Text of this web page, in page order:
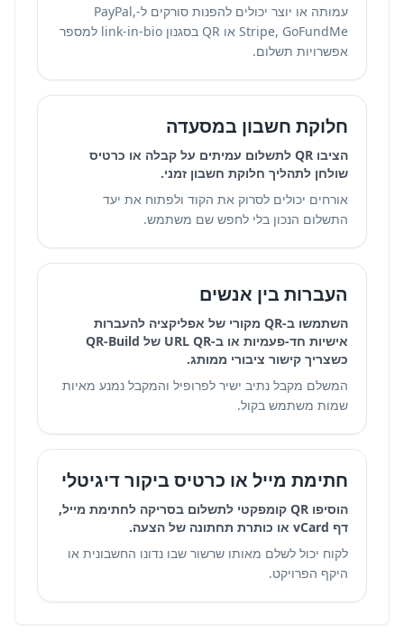
עמותה או יוצר יכולים להפנות סורקים ל-PayPal,
Stripe, GoFundMe או
QR בסגנון link-in-bio למספר
אפשרויות תשלום.
חלוקת חשבון במסעדה
הציבו QR לתשלום עמיתים על קבלה או כרטיס
שולחן לתהליך חלוקת חשבון זמני.
אורחים יכולים לסרוק את הקוד ולפתוח את יעד
התשלום הנכון בלי לחפש שם משתמש.
העברות בין אנשים
השתמשו ב-QR מקורי של אפליקציה להעברות
אישיות חד-פעמיות או ב-URL QR של QR-Build
כשצריך קישור ציבורי ממותג.
המשלם מקבל נתיב ישיר לפרופיל והמקבל נמנע מאיות
שמות משתמש בקול.
חתימת מייל או כרטיס ביקור דיגיטלי
הוסיפו QR קומפקטי לתשלום בסריקה לחתימת מייל,
דף vCard או כותרת תחתונה של הצעה.
לקוח יכול לשלם מאותו שרשור שבו נדונו החשבונית או
היקף הפרויקט.